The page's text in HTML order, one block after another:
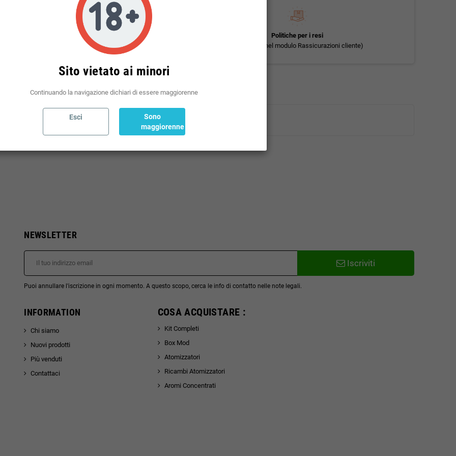
Politiche per le spedizioni
(modificale nel modulo Rassicurazioni cliente)
Politiche per i resi
(modificale nel modulo Rassicurazioni cliente)
NEWSLETTER
Iscriviti
Puoi annullare l'iscrizione in ogni momento. A questo scopo, cerca le info di contatto nelle note legali.
INFORMATION
Chi siamo
Nuovi prodotti
Più venduti
Contattaci
COSA ACQUISTARE :
Kit Completi
Box Mod
Atomizzatori
Ricambi Atomizzatori
Aromi Concentrati
Sito vietato ai minori
Continuando la navigazione dichiari di essere maggiorenne
Esci
Sono
maggiorenne